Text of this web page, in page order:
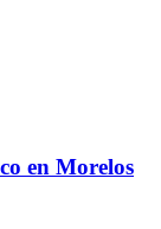
en Morelos